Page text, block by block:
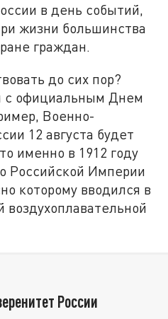
в день событий,
жизни большинства
граждан.
до сих пор?
с официальным Днем
Военно-
12 августа будет
именно в 1912 году
Российской Империи
которому вводился в
России